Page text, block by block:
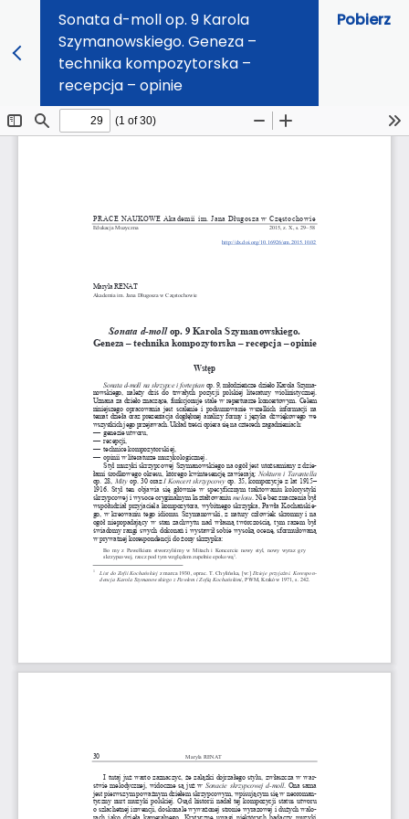
Sonata d-moll op. 9 Karola
Szymanowskiego. Geneza –
technika kompozytorska –
recepcja – opinie
Pobierz